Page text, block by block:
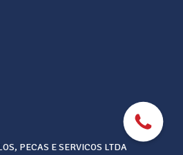
PECAS E SERVICOS LTDA